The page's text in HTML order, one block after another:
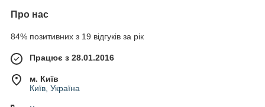
Про нас
84% позитивних з 19 відгуків за рік
Працює з 28.01.2016
м. Київ
Київ, Україна